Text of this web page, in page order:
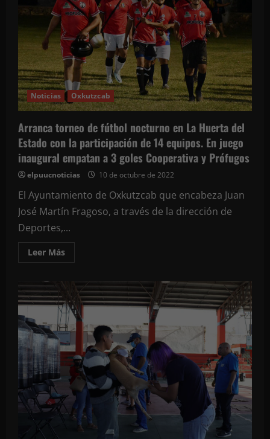
un
lesionado.
Vecinos
impiden
que
el
responsable
se
diera
a
la
fuga
Noticias Oxkutzcab
Arranca torneo de fútbol nocturno en La Huerta del
Estado con la participación de 14 equipos. En juego
inaugural empatan a 3 goles Cooperativa y Prófugos
elpuucnoticias 10 de octubre de 2022
El Ayuntamiento de Oxkutzcab que encabeza Juan
José Martín Fragoso, a través de la dirección de
Deportes,...
Leer MásLeer
más
Arranca
torneo
de
fútbol
nocturno
en
La
Huerta
del
Estado
con
la
participación
de
14
equipos.
En
juego